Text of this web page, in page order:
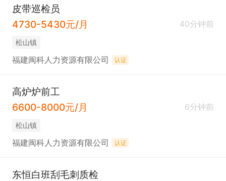
皮带巡检员
4730-5430元/月
40分钟前
松山镇
福建闽科人力资源有限公司 认证
高炉炉前工
6600-8000元/月
6分钟前
松山镇
福建闽科人力资源有限公司 认证
东恒白班刮毛刺质检